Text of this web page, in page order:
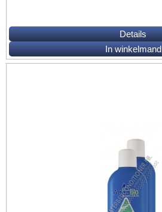
Details
In winkelmand